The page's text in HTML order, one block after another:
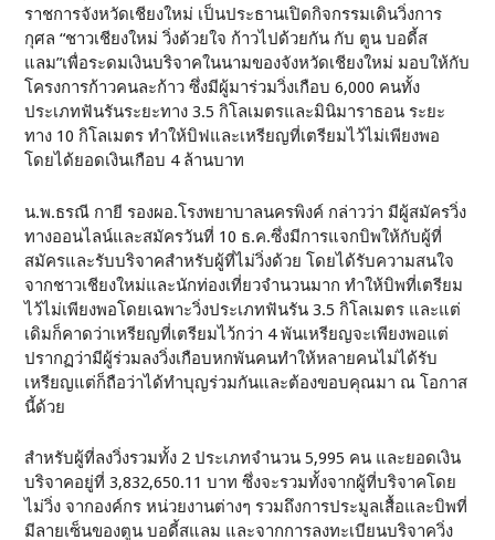
ราชการจังหวัดเชียงใหม่ เป็นประธานเปิดกิจกรรมเดินวิ่งการ
กุศล “ชาวเชียงใหม่ วิ่งด้วยใจ ก้าวไปด้วยกัน กับ ตูน บอดี้ส
แลม”เพื่อระดมเงินบริจาคในนามของจังหวัดเชียงใหม่ มอบให้กับ
โครงการก้าวคนละก้าว ซึ่งมีผู้มาร่วมวิ่งเกือบ 6,000 คนทั้ง
ประเภทฟันรันระยะทาง 3.5 กิโลเมตรและมินิมาราธอน ระยะ
ทาง 10 กิโลเมตร ทำให้บิฟและเหรียญที่เตรียมไว้ไม่เพียงพอ
โดยได้ยอดเงินเกือบ 4 ล้านบาท
น.พ.ธรณี กายี รองผอ.โรงพยาบาลนครพิงค์ กล่าวว่า มีผู้สมัครวิ่ง
ทางออนไลน์และสมัครวันที่ 10 ธ.ค.ซึ่งมีการแจกบิพให้กับผู้ที่
สมัครและรับบริจาคสำหรับผู้ที่ไม่วิ่งด้วย โดยได้รับความสนใจ
จากชาวเชียงใหม่และนักท่องเที่ยวจำนวนมาก ทำให้บิพที่เตรียม
ไว้ไม่เพียงพอโดยเฉพาะวิ่งประเภทฟันรัน 3.5 กิโลเมตร และแต่
เดิมก็คาดว่าเหรียญที่เตรียมไว้กว่า 4 พันเหรียญจะเพียงพอแต่
ปรากฏว่ามีผู้ร่วมลงวิ่งเกือบหกพันคนทำให้หลายคนไม่ได้รับ
เหรียญแต่ก็ถือว่าได้ทำบุญร่วมกันและต้องขอบคุณมา ณ โอกาส
นี้ด้วย
สำหรับผู้ที่ลงวิ่งรวมทั้ง 2 ประเภทจำนวน 5,995 คน และยอดเงิน
บริจาคอยู่ที่ 3,832,650.11 บาท ซึ่งจะรวมทั้งจากผู้ที่บริจาคโดย
ไม่วิ่ง จากองค์กร หน่วยงานต่างๆ รวมถึงการประมูลเสื้อและบิพที่
มีลายเซ็นของตูน บอดี้สแลม และจากการลงทะเบียนบริจาควิ่ง